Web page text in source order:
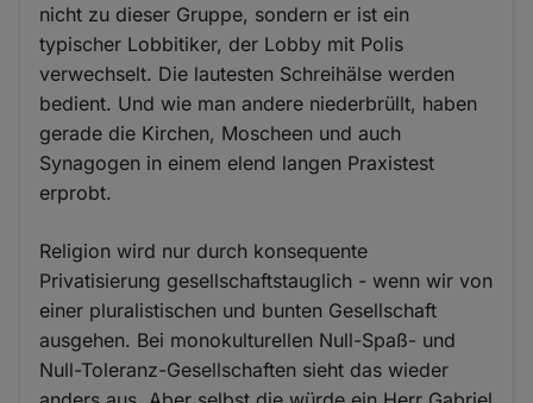
nicht zu dieser Gruppe, sondern er ist ein
typischer Lobbitiker, der Lobby mit Polis
verwechselt. Die lautesten Schreihälse werden
bedient. Und wie man andere niederbrüllt, haben
gerade die Kirchen, Moscheen und auch
Synagogen in einem elend langen Praxistest
erprobt.
Religion wird nur durch konsequente
Privatisierung gesellschaftstauglich - wenn wir von
einer pluralistischen und bunten Gesellschaft
ausgehen. Bei monokulturellen Null-Spaß- und
Null-Toleranz-Gesellschaften sieht das wieder